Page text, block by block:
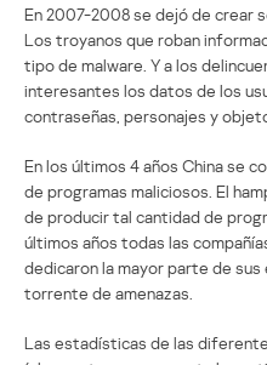
En 2007-2008 se dejó de crear
Los troyanos que roban
tipo de malware. Y a los
interesantes los datos de los
contraseñas, personajes y
En los últimos 4 años China se
de programas maliciosos. El
de producir tal cantidad de
últimos años todas las
dedicaron la mayor parte de
torrente de amenazas.
Las estadísticas de las